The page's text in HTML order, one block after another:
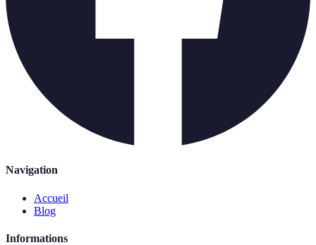
Navigation
Accueil
Blog
Informations